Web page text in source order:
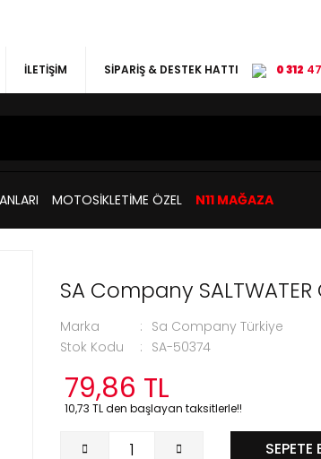
İLETİŞİM SİPARİŞ & DESTEK HATTI 0 312
MOTOSİKLETİME ÖZEL N11 MAĞAZA
SA Company SALTWATER
Marka
Sa Company Türkiye
Stok Kodu
SA-50374
79,86 TL
10,73 TL den başlayan taksitlerle!!
SEPETE